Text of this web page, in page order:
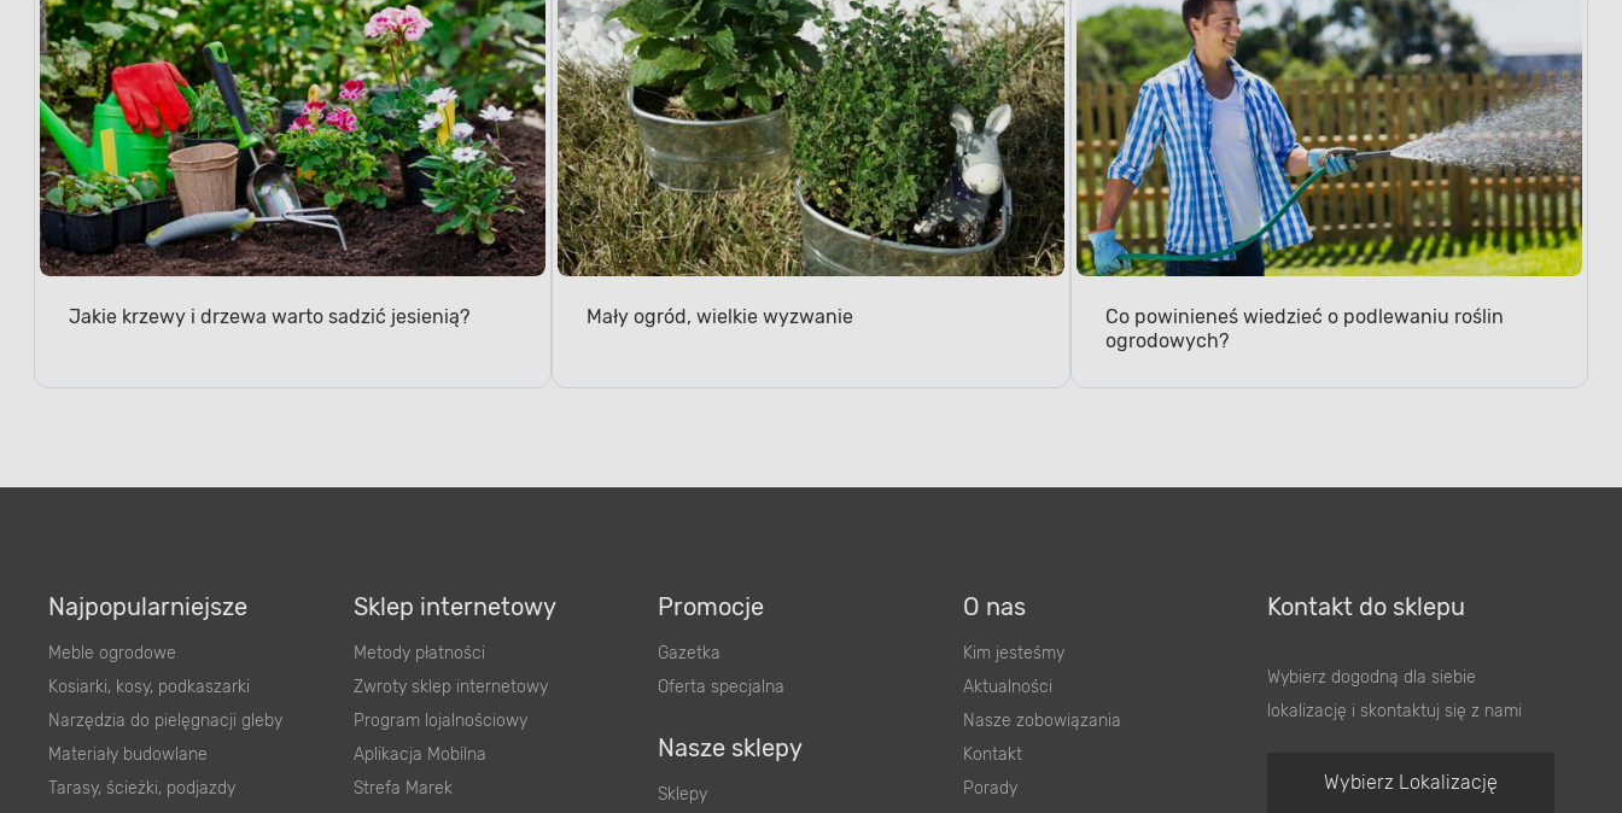
Jakie krzewy i drzewa warto sadzić jesienią? Mały ogród, wielkie wyzwanie
Co powinieneś wiedzieć o podlewaniu roślin
ogrodowych?
Najpopularniejsze
Meble ogrodowe
Kosiarki, kosy, podkaszarki
Narzędzia do pielęgnacji gleby
Materiały budowlane
Tarasy, ścieżki, podjazdy
Sklep internetowy
Metody płatności
Zwroty sklep internetowy
Program lojalnościowy
Aplikacja Mobilna
Strefa Marek
Promocje
Gazetka
Oferta specjalna
Nasze sklepy
Sklepy
O nas
Kim jesteśmy
Aktualności
Nasze zobowiązania
Kontakt
Porady
Kontakt do sklepu
Wybierz dogodną dla siebie
lokalizację i skontaktuj się z nami
Wybierz Lokalizację